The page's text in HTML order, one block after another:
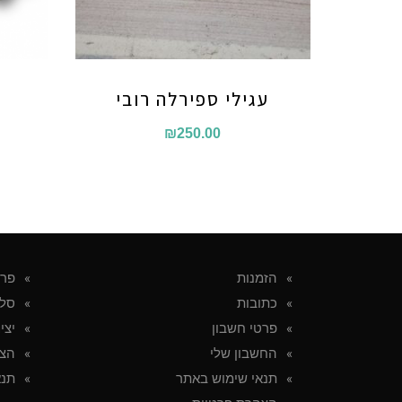
עגילי ספירלה רובי
₪250.00
הזמנות
כתובות
פרטי חשבון
החשבון שלי
תנאי שימוש באתר